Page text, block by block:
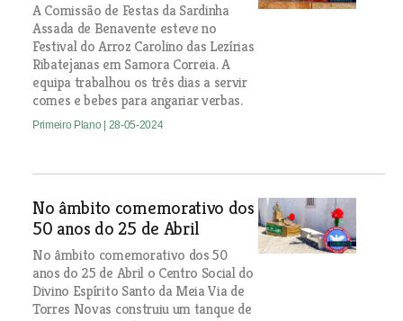
A Comissão de Festas da Sardinha
Assada de Benavente esteve no
Festival do Arroz Carolino das Lezírias
Ribatejanas em Samora Correia. A
equipa trabalhou os três dias a servir
comes e bebes para angariar verbas.
Primeiro Plano | 28-05-2024
No âmbito comemorativo dos
50 anos do 25 de Abril
No âmbito comemorativo dos 50
anos do 25 de Abril o Centro Social do
Divino Espírito Santo da Meia Via de
Torres Novas construiu um tanque de